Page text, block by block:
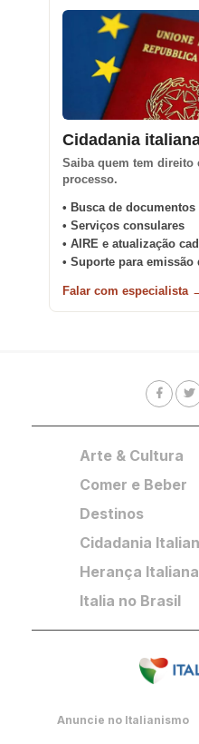
Cidadania
Saiba quem tem direito
processo.
• Busca de documentos
• Serviços consulares
• AIRE e atualização
• Suporte para emissão
Falar com especialista
Arte & Cultura
Comer e Beber
Destinos
Cidadania
Herança Italiana
Italia no Brasil
Anuncie no Italianismo